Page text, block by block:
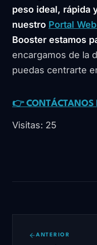
peso ideal, rápida
nuestro Portal
Booster estamos
encargamos de la
puedas centrarte
👉 CONTÁCTANOS
Visitas: 25
ANTERIOR